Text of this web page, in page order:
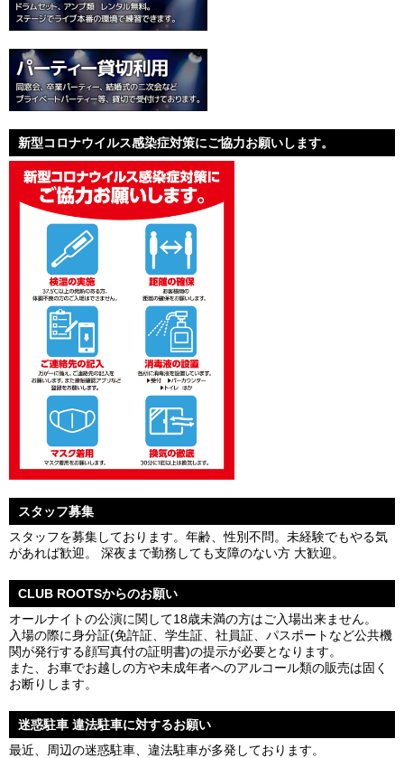
新型コロナウイルス感染症対策にご協力お願いします。
スタッフ募集
スタッフを募集しております。年齢、性別不問。未経験でもやる気
があれば歓迎。 深夜まで勤務しても支障のない方 大歓迎。
CLUB ROOTSからのお願い
オールナイトの公演に関して18歳未満の方はご入場出来ません。
入場の際に身分証(免許証、学生証、社員証、パスポートなど公共機
関が発行する顔写真付の証明書)の提示が必要となります。
また、お車でお越しの方や未成年者へのアルコール類の販売は固く
お断りします。
迷惑駐車 違法駐車に対するお願い
最近、周辺の迷惑駐車、違法駐車が多発しております。